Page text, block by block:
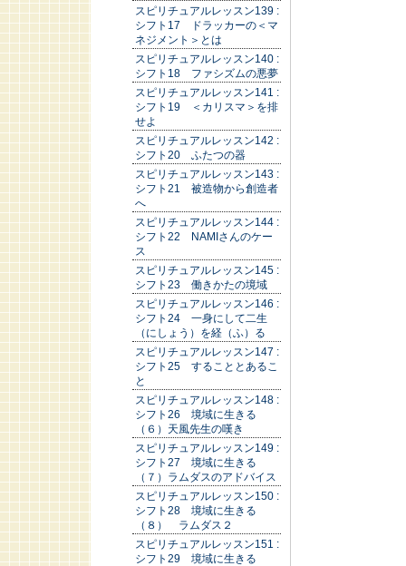
スピリチュアルレッスン139 :
シフト17 ドラッカーの＜マ
ネジメント＞とは
スピリチュアルレッスン140 :
シフト18 ファシズムの悪夢
スピリチュアルレッスン141 :
シフト19 ＜カリスマ＞を排
せよ
スピリチュアルレッスン142 :
シフト20 ふたつの器
スピリチュアルレッスン143 :
シフト21 被造物から創造者
へ
スピリチュアルレッスン144 :
シフト22 NAMIさんのケー
ス
スピリチュアルレッスン145 :
シフト23 働きかたの境域
スピリチュアルレッスン146 :
シフト24 一身にして二生
（にしょう）を経（ふ）る
スピリチュアルレッスン147 :
シフト25 することとあるこ
と
スピリチュアルレッスン148 :
シフト26 境域に生きる
（６）天風先生の嘆き
スピリチュアルレッスン149 :
シフト27 境域に生きる
（７）ラムダスのアドバイス
スピリチュアルレッスン150 :
シフト28 境域に生きる
（８） ラムダス２
スピリチュアルレッスン151 :
シフト29 境域に生きる